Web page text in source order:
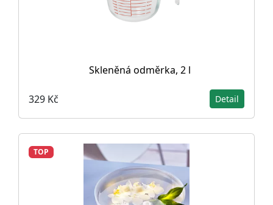
Skleněná odměrka, 2 l
329 Kč Detail
TOP